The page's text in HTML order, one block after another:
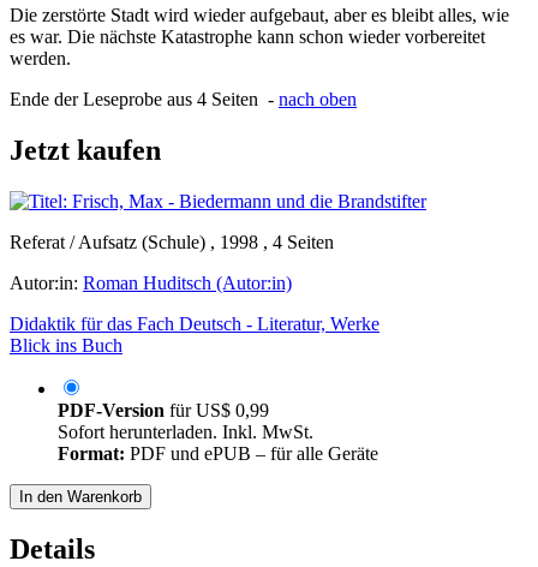
Die zerstörte Stadt wird wieder aufgebaut, aber es bleibt alles, wie
es war. Die nächste Katastrophe kann schon wieder vorbereitet
werden.
Ende der Leseprobe aus 4 Seiten - nach oben
Jetzt kaufen
Referat / Aufsatz (Schule) , 1998 , 4 Seiten
Autor:in: Roman Huditsch (Autor:in)
Didaktik für das Fach Deutsch - Literatur, Werke
Blick ins Buch
PDF-Version fürUS$ 0,99
Sofort herunterladen. Inkl. MwSt.
Format: PDF und ePUB – für alle Geräte
In den Warenkorb
Details